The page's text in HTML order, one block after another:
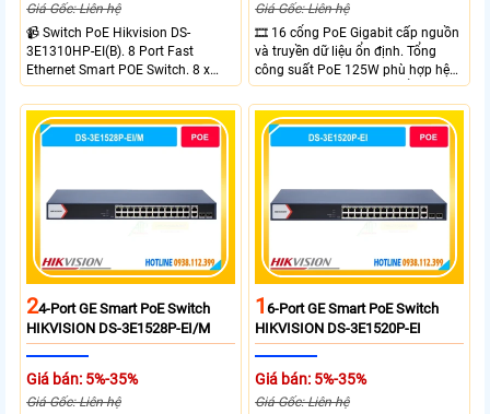
Giá Gốc: Liên hệ
📹 Switch PoE Hikvision DS-
3E1310HP-EI(B). 8 Port Fast
Ethernet Smart POE Switch. 8 x
10/100M PoE Ports, 2 x Gigabit
Uplink Ports.
Giá Gốc: Liên hệ
🎞 16 cổng PoE Gigabit cấp nguồn
và truyền dữ liệu ổn định. Tổng
công suất PoE 125W phù hợp hệ
thống camera IP vừa. 2 cổng RJ45
Gigabit và 2 cổng quang SFP mở
rộng linh hoạt. Hỗ trợ truyền PoE
xa tối đa lên đến 300 mét.
24-Port GE Smart PoE Switch
HIKVISION DS-3E1528P-EI/M
Giá bán: 5%-35%
Giá Gốc: Liên hệ
16-Port GE Smart PoE Switch
HIKVISION DS-3E1520P-EI
Giá bán: 5%-35%
Giá Gốc: Liên hệ